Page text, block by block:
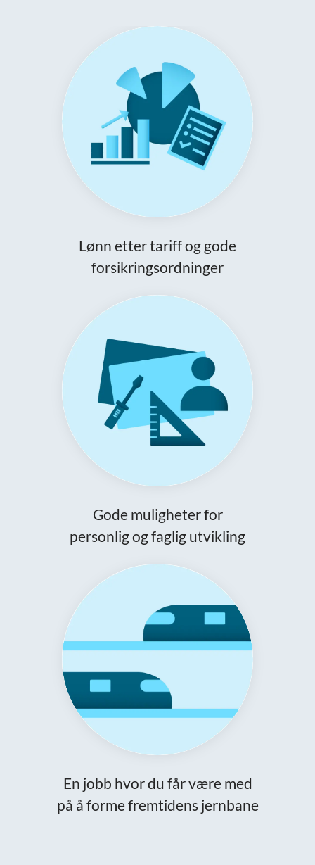
Lønn etter tariff og gode
forsikringsordninger
Gode muligheter for
personlig og faglig utvikling
En jobb hvor du får være med
på å forme fremtidens jernbane